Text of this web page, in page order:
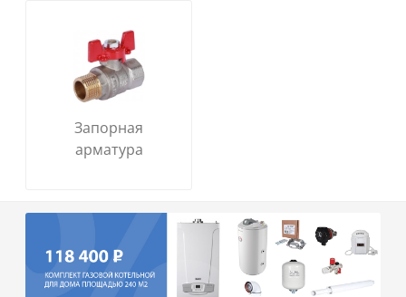
Запорная
арматура